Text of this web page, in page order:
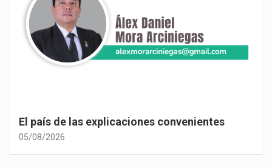
El país de las explicaciones convenientes
05/08/2026